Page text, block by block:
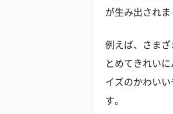
が生み出されま
例えば、さま
とめてきれい
イズのかわい
す。